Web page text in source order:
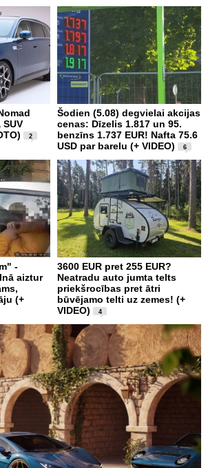
SUV
2
Šodien (5.08) degvielai akcijas
cenas: Dīzelis 1.817 un 95.
benzīns 1.737 EUR! Nafta 75.6
USD par barelu (+ VIDEO)
6
-
aiztur
(+
3600 EUR pret 255 EUR?
Neatradu auto jumta telts
priekšrocības pret ātri
būvējamo telti uz zemes! (+
VIDEO)
4